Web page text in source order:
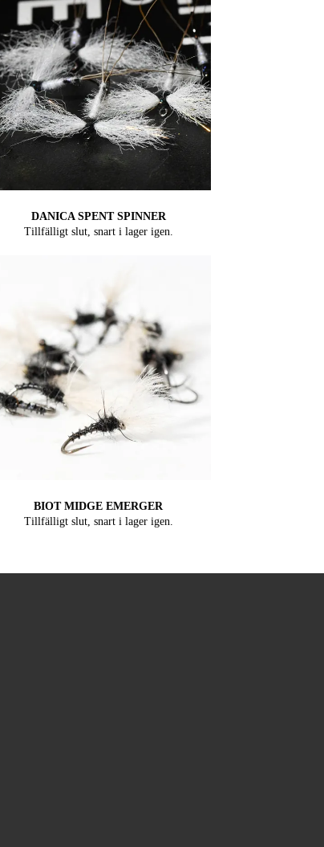
DANICA SPENT SPINNER
Tillfälligt slut, snart i lager igen.
BIOT MIDGE EMERGER
Tillfälligt slut, snart i lager igen.